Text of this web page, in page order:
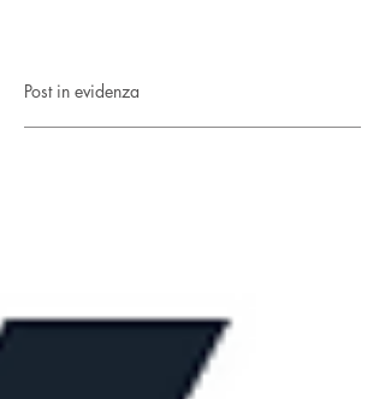
Post in evidenza